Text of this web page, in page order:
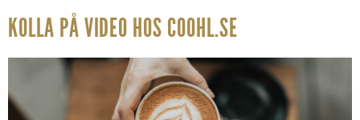
KOLLA PÅ VIDEO HOS COOHL.SE